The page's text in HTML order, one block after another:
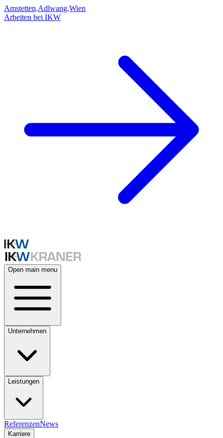
Amstetten.Adlwang.Wien
Arbeiten bei IKW
Open main menu
Unternehmen
Leistungen
ReferenzenNews
Karriere